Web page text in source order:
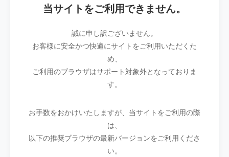
当サイトをご利用できません。
誠に申し訳ございません。
お客様に安全かつ快適にサイトをご利用いただくた
め、
ご利用のブラウザはサポート対象外となっておりま
す。
お手数をおかけいたしますが、当サイトをご利用の際
は、
以下の推奨ブラウザの最新バージョンをご利用くださ
い。